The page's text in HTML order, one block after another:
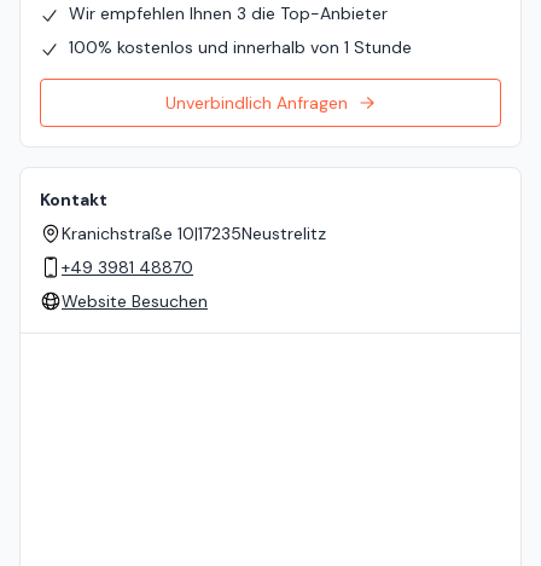
Wir empfehlen Ihnen 3 die Top-Anbieter
100% kostenlos und innerhalb von 1 Stunde
Unverbindlich Anfragen
Kontakt
Kranichstraße 10|17235Neustrelitz
+49 3981 48870
Website Besuchen